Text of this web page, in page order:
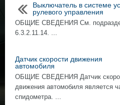
Выключатель в системе
рулевого управления
ОБЩИЕ СВЕДЕНИЯ См.
6.3.2.11.14. ...
Датчик скорости движения
автомобиля
ОБЩИЕ СВЕДЕНИЯ Датчик
движения автомобиля является
спидометра. ...